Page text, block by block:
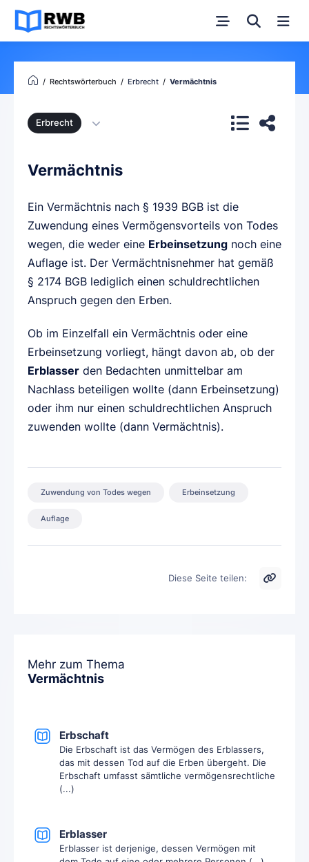
Rechtswörterbuch Erbrecht Vermächtnis
Erbrecht
Vermächtnis
Ein Vermächtnis nach § 1939 BGB ist die
Zuwendung eines Vermögensvorteils von Todes
wegen, die weder eine Erbeinsetzung noch eine
Auflage ist. Der Vermächtnisnehmer hat gemäß
§ 2174 BGB lediglich einen schuldrechtlichen
Anspruch gegen den Erben.
Ob im Einzelfall ein Vermächtnis oder eine
Erbeinsetzung vorliegt, hängt davon ab, ob der
Erblasser den Bedachten unmittelbar am
Nachlass beteiligen wollte (dann Erbeinsetzung)
oder ihm nur einen schuldrechtlichen Anspruch
zuwenden wollte (dann Vermächtnis).
Zuwendung von Todes wegen Erbeinsetzung
Auflage
Diese Seite teilen:
Mehr zum Thema
Vermächtnis
Erbschaft
Die Erbschaft ist das Vermögen des Erblassers,
das mit dessen Tod auf die Erben übergeht. Die
Erbschaft umfasst sämtliche vermögensrechtliche
(...)
Erblasser
Erblasser ist derjenige, dessen Vermögen mit